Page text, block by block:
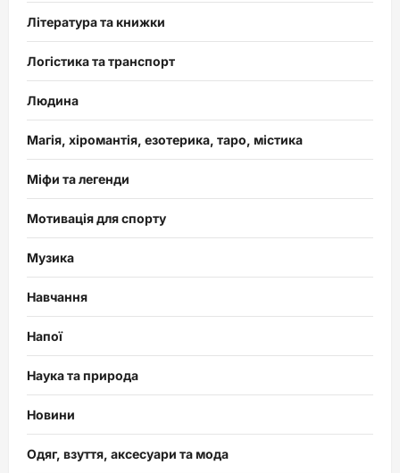
Література та книжки
Логістика та транспорт
Людина
Магія, хіромантія, езотерика, таро, містика
Міфи та легенди
Мотивація для спорту
Музика
Навчання
Напої
Наука та природа
Новини
Одяг, взуття, аксесуари та мода